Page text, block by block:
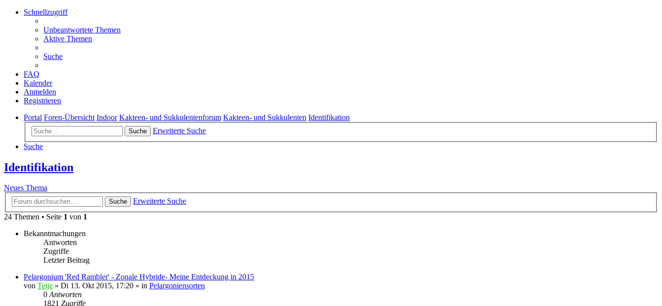
Schnellzugriff
Unbeantwortete Themen
Aktive Themen
Suche
FAQ
Kalender
Anmelden
Registrieren
Portal Foren-Übersicht Indoor Kakteen- und Sukkulentenforum Kakteen- und Sukkulenten Identifikation
Suche
Erweiterte Suche
Suche
Identifikation
Neues Thema
Suche
Erweiterte Suche
24 Themen • Seite 1 von 1
Bekanntmachungen
Antworten
Zugriffe
Letzter Beitrag
Pelargonium 'Red Rambler' - Zonale Hybride- Meine Entdeckung in 2015
von Tetje » Di 13. Okt 2015, 17:20 » in Pelargoniensorten
0 Antworten
1821 Zugriffe